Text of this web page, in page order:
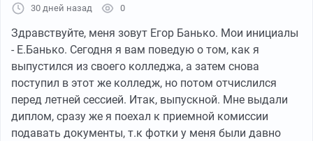
30 дней назад 0
Здравствуйте, меня зовут Егор Банько. Мои инициалы
- Е.Банько. Сегодня я вам поведую о том, как я
выпустился из своего колледжа, а затем снова
поступил в этот же колледж, но потом отчислился
перед летней сессией. Итак, выпускной. Мне выдали
диплом, сразу же я поехал к приемной комиссии
подавать документы, т.к фотки у меня были давно